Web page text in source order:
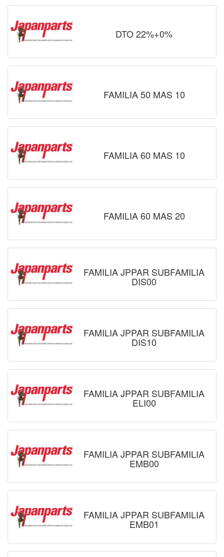
DTO 22%+0%
FAMILIA 50 MAS 10
FAMILIA 60 MAS 10
FAMILIA 60 MAS 20
FAMILIA JPPAR SUBFAMILIA
DIS00
FAMILIA JPPAR SUBFAMILIA
DIS10
FAMILIA JPPAR SUBFAMILIA
ELI00
FAMILIA JPPAR SUBFAMILIA
EMB00
FAMILIA JPPAR SUBFAMILIA
EMB01